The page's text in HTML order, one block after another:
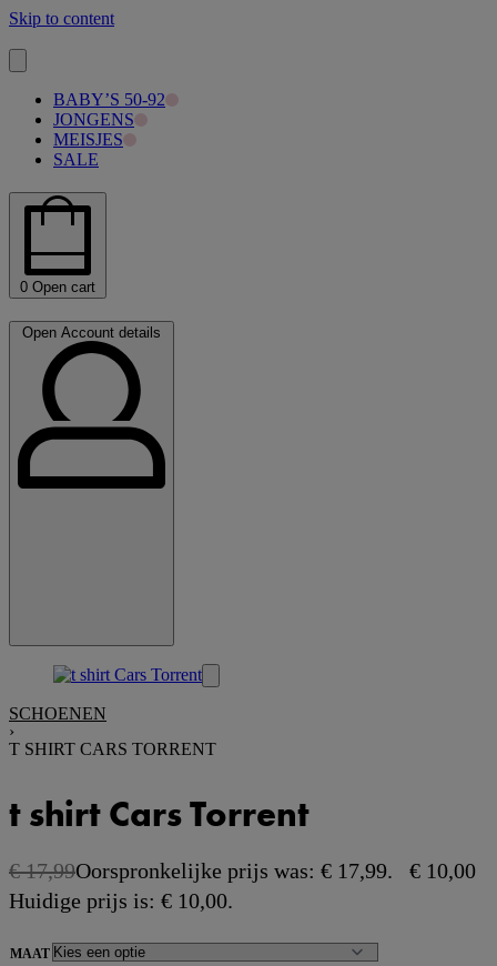
Skip to content
BABY’S 50-92
JONGENS
MEISJES
SALE
0 Open cart
Open Account details
SCHOENEN
›
T SHIRT CARS TORRENT
t shirt Cars Torrent
€17,99Oorspronkelijke prijs was: € 17,99. € 10,00
Huidige prijs is: € 10,00.
MAAT